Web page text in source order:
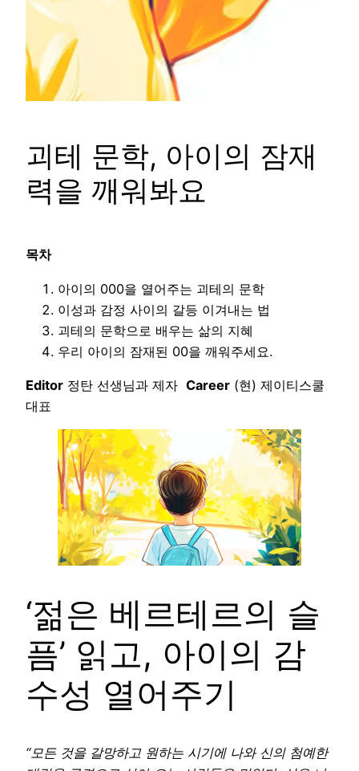
괴테 문학, 아이의 잠재
력을 깨워봐요
목차
아이의 000을 열어주는 괴테의 문학
이성과 감정 사이의 갈등 이겨내는 법
괴테의 문학으로 배우는 삶의 지혜
우리 아이의 잠재된 00을 깨워주세요.
Editor 정탄 선생님과 제자 Career (현) 제이티스쿨
대표
‘젊은 베르테르의 슬
픔’ 읽고, 아이의 감
수성 열어주기
“모든 것을 갈망하고 원하는 시기에 나와 신의 첨예한